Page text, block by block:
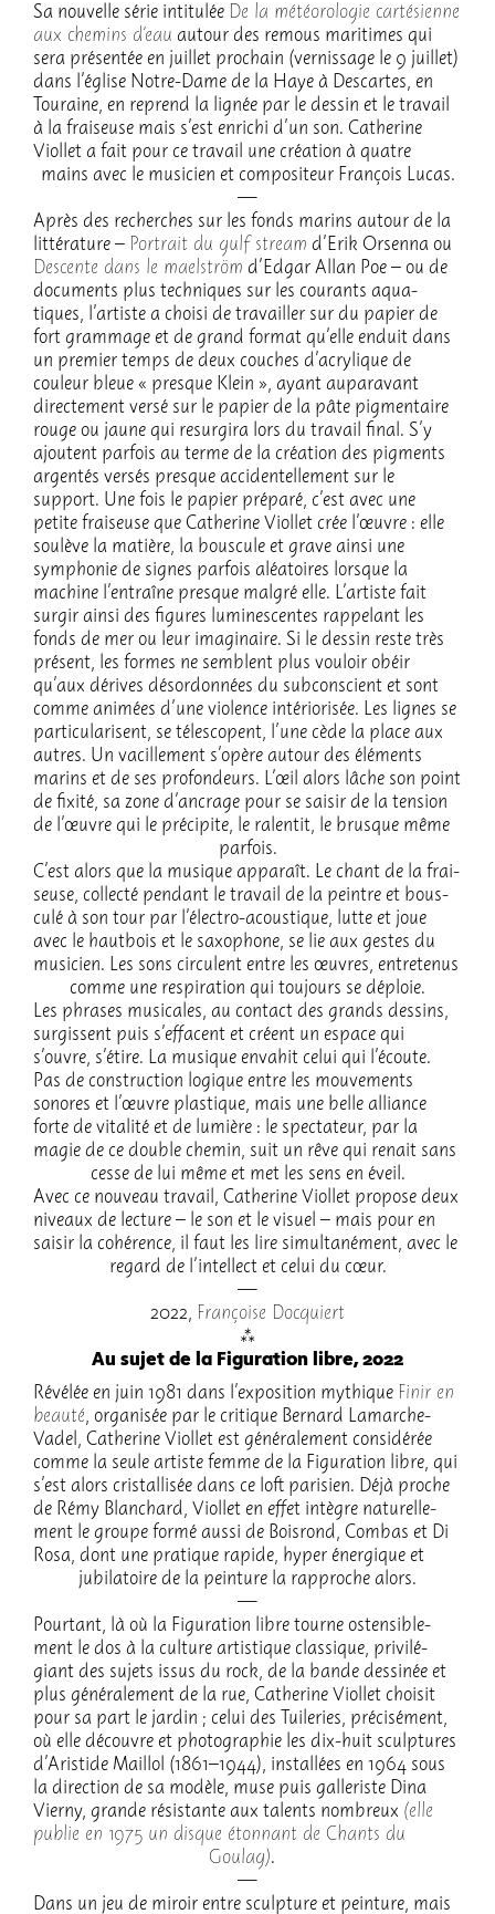
Sa nouvelle série inti­tu­lée De la météo­ro­lo­gie carté­sienne
aux chemins d’eau autour des remous mari­times qui
sera présen­tée en juillet prochain (vernis­sage le 9 juillet)
dans l’église Notre-Dame de la Haye à Descartes, en
Touraine, en reprend la lignée par le dessin et le travail
à la frai­seuse mais s’est enri­chi d’un son. Cathe­rine
Viol­let a fait pour ce travail une créa­tion à quatre
mains avec le musi­cien et compo­si­teur François Lucas.
Après des recherches sur les fonds marins autour de la
litté­ra­ture – Portrait du gulf stream d’Erik Orsenna ou
Descente dans le mael­ström d’Ed­gar Allan Poe – ou de
docu­ments plus tech­niques sur les courants aqua­
tiques, l’ar­tiste a choisi de travailler sur du papier de
fort gram­mage et de grand format qu’elle enduit dans
un premier temps de deux couches d’acry­lique de
couleur bleue « presque Klein », ayant aupa­ra­vant
direc­te­ment versé sur le papier de la pâte pigmen­taire
rouge ou jaune qui resur­gira lors du travail final. S’y
ajoutent parfois au terme de la créa­tion des pigments
argen­tés versés presque acci­den­tel­le­ment sur le
support. Une fois le papier préparé, c’est avec une
petite frai­seuse que Cathe­rine Viol­let crée l’œuvre : elle
soulève la matière, la bous­cule et grave ainsi une
sympho­nie de signes parfois aléa­toires lorsque la
machine l’en­traîne presque malgré elle. L’ar­tiste fait
surgir ainsi des figures lumi­nes­centes rappe­lant les
fonds de mer ou leur imagi­naire. Si le dessin reste très
présent, les formes ne semblent plus vouloir obéir
qu’aux dérives désor­don­nées du subcons­cient et sont
comme animées d’une violence inté­rio­ri­sée. Les lignes se
parti­cu­la­risent, se téles­copent, l’une cède la place aux
autres. Un vacille­ment s’opère autour des éléments
marins et de ses profon­deurs. L’œil alors lâche son point
de fixité, sa zone d’an­crage pour se saisir de la tension
de l’œuvre qui le préci­pite, le ralen­tit, le brusque même
parfois.
C’est alors que la musique appa­raît. Le chant de la frai­
seuse, collecté pendant le travail de la peintre et bous­
culé à son tour par l’élec­tro-acous­tique, lutte et joue
avec le haut­bois et le saxo­phone, se lie aux gestes du
musi­cien. Les sons circulent entre les œuvres, entre­te­nus
comme une respi­ra­tion qui toujours se déploie.
Les phrases musi­cales, au contact des grands dessins,
surgissent puis s’ef­facent et créent un espace qui
s’ouvre, s’étire. La musique enva­hit celui qui l’écoute.
Pas de construc­tion logique entre les mouve­ments
sonores et l’œuvre plas­tique, mais une belle alliance
forte de vita­lité et de lumière : le spec­ta­teur, par la
magie de ce double chemin, suit un rêve qui renait sans
cesse de lui même et met les sens en éveil.
Avec ce nouveau travail, Cathe­rine Viol­let propose deux
niveaux de lecture – le son et le visuel – mais pour en
saisir la cohé­rence, il faut les lire simul­ta­né­ment, avec le
regard de l’in­tel­lect et celui du cœur.
2022, Françoise Docquiert
Au sujet de la Figuration libre, 2022
Révé­lée en juin 1981 dans l’ex­po­si­tion mythique Finir en
beauté, orga­ni­sée par le critique Bernard Lamarche-
Vadel, Cathe­rine Viol­let est géné­ra­le­ment consi­dé­rée
comme la seule artiste femme de la Figu­ra­tion libre, qui
s’est alors cris­tal­li­sée dans ce loft pari­sien. Déjà proche
de Rémy Blan­chard, Viol­let en effet intègre natu­rel­le­
ment le groupe formé aussi de Bois­rond, Combas et Di
Rosa, dont une pratique rapide, hyper éner­gique et
jubi­la­toire de la pein­ture la rapproche alors.
Pour­tant, là où la Figu­ra­tion libre tourne osten­si­ble­
ment le dos à la culture artis­tique clas­sique, privi­lé­
giant des sujets issus du rock, de la bande dessi­née et
plus géné­ra­le­ment de la rue, Cathe­rine Viol­let choi­sit
pour sa part le jardin ; celui des Tuile­ries, préci­sé­ment,
où elle découvre et photo­gra­phie les dix-huit sculp­tures
d’Aris­tide Maillol (1861–1944), instal­lées en 1964 sous
la direc­tion de sa modèle, muse puis galle­riste Dina
Vierny, grande résis­tante aux talents nombreux (elle
publie en 1975 un disque éton­nant de Chants du
Goulag).
Dans un jeu de miroir entre sculp­ture et pein­ture, mais